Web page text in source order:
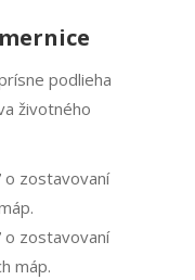
podlieha
životného
o zostavovaní
o zostavovaní
máp.